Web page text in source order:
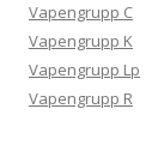
Vapengrupp C
Vapengrupp K
Vapengrupp Lp
Vapengrupp R